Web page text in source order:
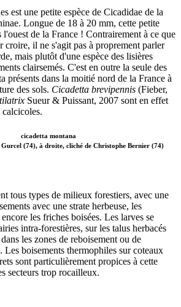
est une petite espèce de Cicadidae de la
Longue de 18 à 20 mm, cette petite
l'ouest de la France ! Contrairement à ce que
croire, il ne s'agit pas à proprement parler
mais plutôt d'une espèce des lisières
clairsemés. C'est en outre la seule des
présents dans la moitié nord de la France à
des sols. Cicadetta brevipennis (Fieber,
Sueur & Puissant, 2007 sont en effet
calcicoles.
(74), à droite, cliché de Christophe Bernier (74)
tous types de milieux forestiers, avec une
avec une strate herbeuse, les
les friches boisées. Les larves se
intra-forestières, sur les talus herbacés
les zones de reboisement ou de
Les boisements thermophiles sur coteaux
sont particulièrement propices à cette
secteurs trop rocailleux.